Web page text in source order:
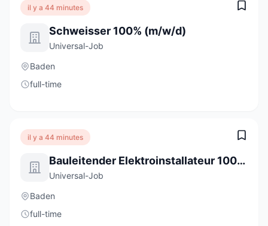
il y a 44 minutes
Schweisser 100% (m/w/d)
Universal-Job
Baden
full-time
il y a 44 minutes
Bauleitender Elektroinstallateur 100% (m/w/d)
Universal-Job
Baden
full-time